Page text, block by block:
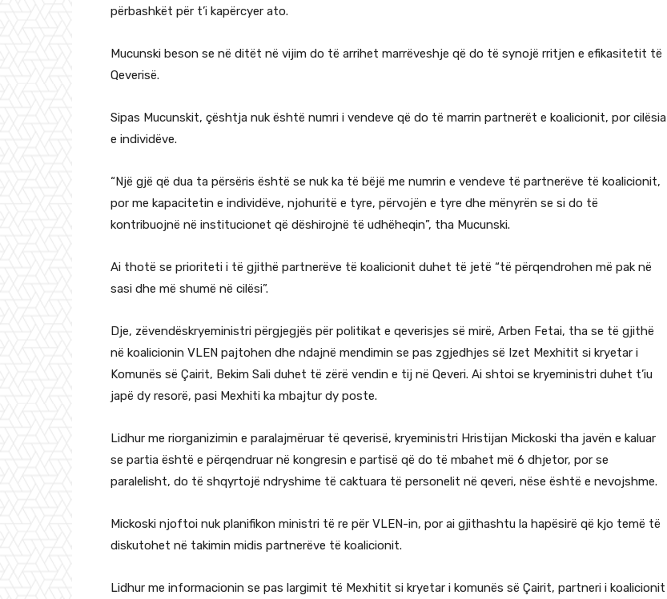
përbashkët për t’i kapërcyer ato.
Mucunski beson se në ditët në vijim do të arrihet marrëveshje që do të synojë rritjen e efikasitetit të
Qeverisë.
Sipas Mucunskit, çështja nuk është numri i vendeve që do të marrin partnerët e koalicionit, por cilësia
e individëve.
“Një gjë që dua ta përsëris është se nuk ka të bëjë me numrin e vendeve të partnerëve të koalicionit,
por me kapacitetin e individëve, njohuritë e tyre, përvojën e tyre dhe mënyrën se si do të
kontribuojnë në institucionet që dëshirojnë të udhëheqin”, tha Mucunski.
Ai thotë se prioriteti i të gjithë partnerëve të koalicionit duhet të jetë “të përqendrohen më pak në
sasi dhe më shumë në cilësi”.
Dje, zëvendëskryeministri përgjegjës për politikat e qeverisjes së mirë, Arben Fetai, tha se të gjithë
në koalicionin VLEN pajtohen dhe ndajnë mendimin se pas zgjedhjes së Izet Mexhitit si kryetar i
Komunës së Çairit, Bekim Sali duhet të zërë vendin e tij në Qeveri. Ai shtoi se kryeministri duhet t’iu
japë dy resorë, pasi Mexhiti ka mbajtur dy poste.
Lidhur me riorganizimin e paralajmëruar të qeverisë, kryeministri Hristijan Mickoski tha javën e kaluar
se partia është e përqendruar në kongresin e partisë që do të mbahet më 6 dhjetor, por se
paralelisht, do të shqyrtojë ndryshime të caktuara të personelit në qeveri, nëse është e nevojshme.
Mickoski njoftoi nuk planifikon ministri të re për VLEN-in, por ai gjithashtu la hapësirë ​​që kjo temë të
diskutohet në takimin midis partnerëve të koalicionit.
Lidhur me informacionin se pas largimit të Mexhitit si kryetar i komunës së Çairit, partneri i koalicionit